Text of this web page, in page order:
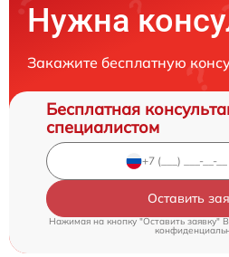
Нужна
Закажите бесплатную
Бесплатная
специалистом
Оставить
Нажимая на кнопку "Оставить заявку"